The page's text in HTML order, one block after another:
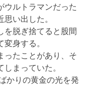
ウルトラマンだった
い出した。
を脱ぎ捨てると股間
身する。
ったことがあり、そ
まっていた。
かりの黄金の光を発